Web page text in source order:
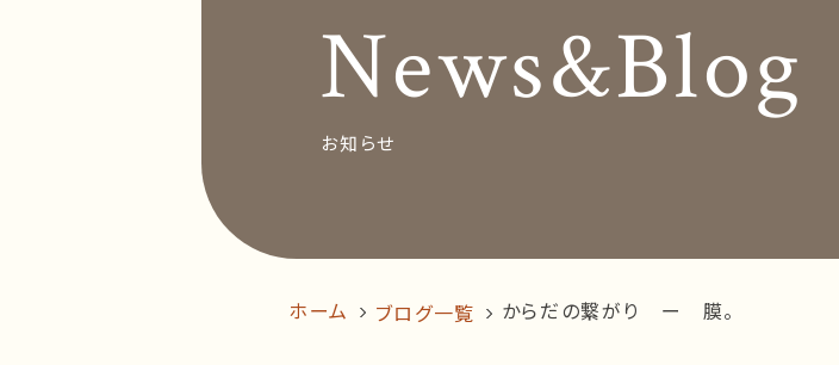
News&Blog お知らせ
Recruit 採用情報 Business trip
follow us!
News&Blog
お知らせ
ホーム ブログ一覧 からだの繋がり ー 膜。